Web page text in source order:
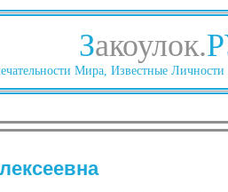
Закоулок.
Мира, Известные Личности